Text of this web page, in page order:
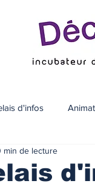
d'infos
min de lecture